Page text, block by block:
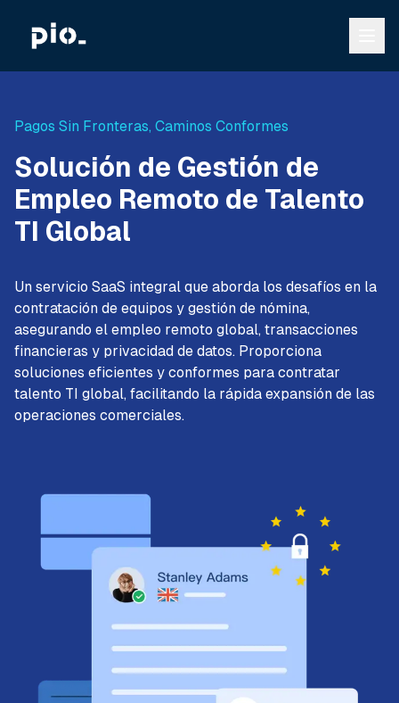
Pagos Sin Fronteras, Caminos Conformes
Solución de Gestión de
Empleo Remoto de Talento
TI Global
Un servicio SaaS integral que aborda los desafíos en la
contratación de equipos y gestión de nómina,
asegurando el empleo remoto global, transacciones
financieras y privacidad de datos. Proporciona
soluciones eficientes y conformes para contratar
talento TI global, facilitando la rápida expansión de las
operaciones comerciales.